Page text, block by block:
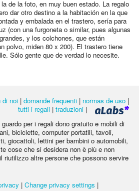
de la foto, en muy buen estado. La regalo
dar otro destino a la habitación en la que
y embalada en el trastero, sería para
(con una furgoneta o similar, pues algunas
y los colchones, que están
polvo, miden 80 x 200). El trastero tiene
Sólo gente que de verdad lo necesite.
di noi | domande frequenti | normas de uso |
tutti i regali | traduzioni |
per i regali dono gratuito e mobili di
biciclette, computer portatili, tavoli,
giocattoli, lettini per bambini o automobili,
cose che si desidera non è più e non
riutilizzo altre persone che possono servire
| Change privacy settings |